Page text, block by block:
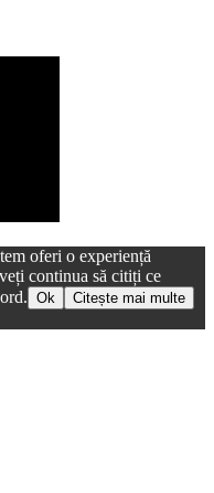
oferi o experiență
continua să citiți ce
Ok Citește mai multe